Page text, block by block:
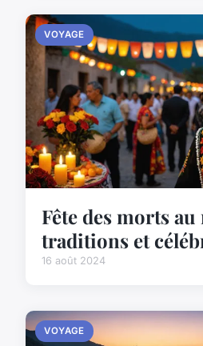
VOYAGE
Fête des morts
traditions et
16 août 2024
VOYAGE